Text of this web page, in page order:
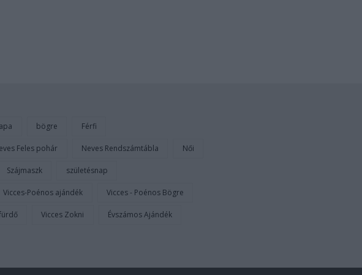
apa bögre Férfi
Feles pohár Neves Rendszámtábla Női
Szájmaszk születésnap
Vicces-Poénos ajándék Vicces - Poénos Bögre
Vicces Zokni Évszámos Ajándék